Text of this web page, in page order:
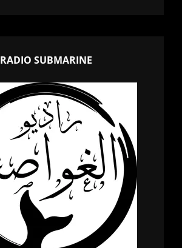
RADIO SUBMARINE